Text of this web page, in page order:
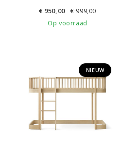
€ 950,00 €999,00
Op voorraad
NIEUW